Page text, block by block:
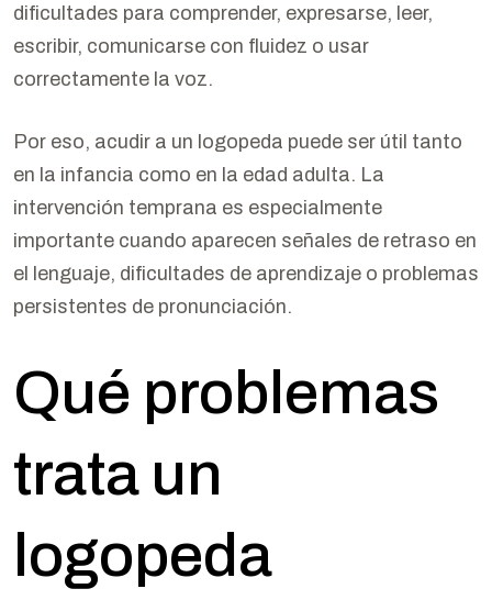
dificultades para comprender, expresarse, leer,
escribir, comunicarse con fluidez o usar
correctamente la voz.
Por eso, acudir a un logopeda puede ser útil tanto
en la infancia como en la edad adulta. La
intervención temprana es especialmente
importante cuando aparecen señales de retraso en
el lenguaje, dificultades de aprendizaje o problemas
persistentes de pronunciación.
Qué problemas
trata un
logopeda